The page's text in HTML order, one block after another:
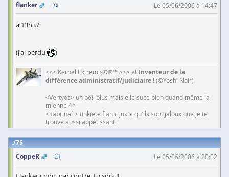
flanker
Le 05/06/2006 à 14:47
à 13h37
(j'ai perdu )
<<< Kernel Extremis©®™ >>> et Inventeur de la
différence administratif/judiciaire !(©Yoshi Noir)
<Vertyos> un poil plus mais elle suce bien quand même la
mienne ^^
<Sabrina`> tinkiete flan c juste qu'ils sont jaloux que je te
trouve aussi appétissant
75
CoppeR
Le 05/06/2006 à 20:02